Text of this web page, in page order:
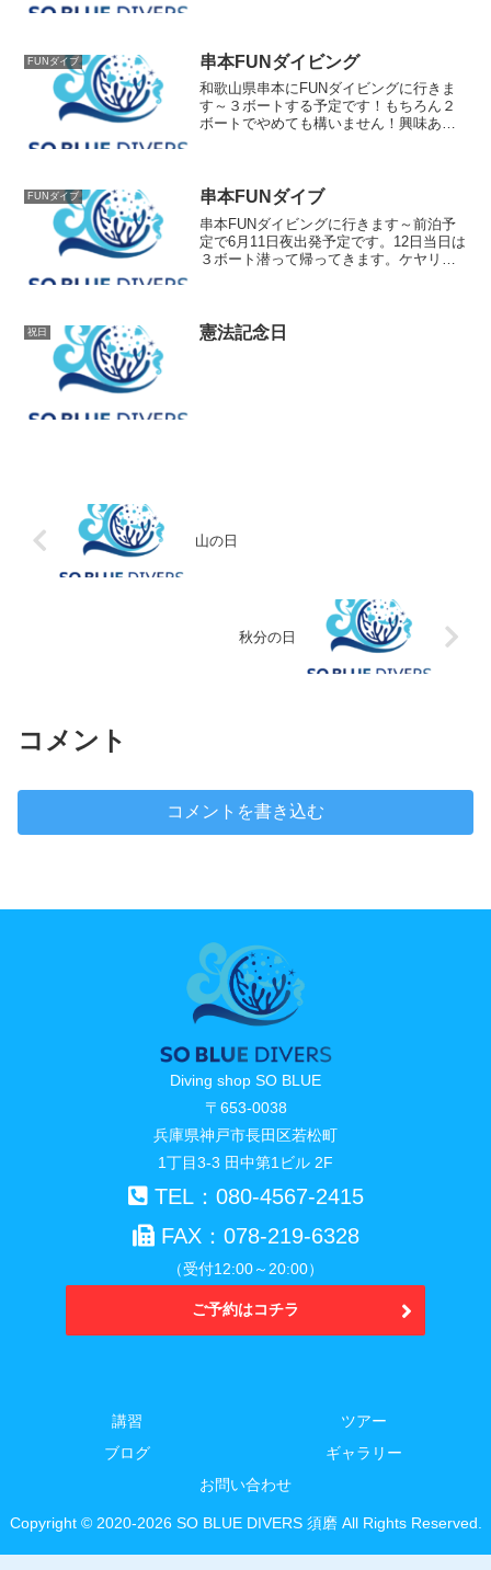
FUNダイブ 串本FUNダイビング
和歌山県串本にFUNダイビングに行きま
す～３ボートする予定です！もちろん２
ボートでやめても構いません！興味ある
FUNダイブ 串本FUNダイブ
串本FUNダイビングに行きます～前泊予
定で6月11日夜出発予定です。12日当日は
３ボート潜って帰ってきます。ケヤリも
祝日 憲法記念日
山の日
秋分の日
コメント
コメントを書き込む
Diving shop SO BLUE
〒653-0038
兵庫県神戸市長田区若松町
1丁目3-3 田中第1ビル 2F
TEL：080-4567-2415
FAX：078-219-6328
（受付12:00～20:00）
ご予約はコチラ
講習
ツアー
ブログ
ギャラリー
お問い合わせ
Copyright © 2020-2026 SO BLUE DIVERS 須磨 All Rights Reserved.